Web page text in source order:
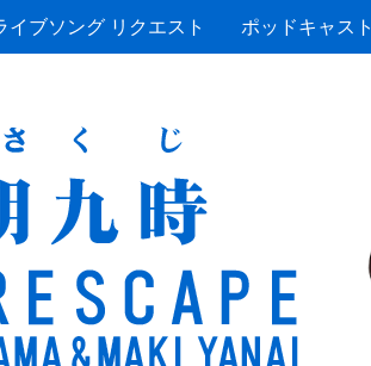
イブソング リクエスト ポッドキャスト